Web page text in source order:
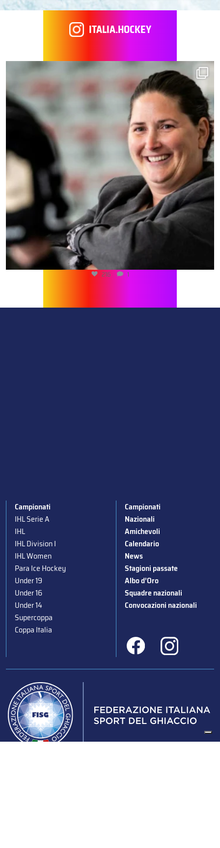
ITALIA.HOCKEY
216 1
Campionati
IHL Serie A
IHL
IHL Division I
IHL Women
Para Ice Hockey
Under 19
Under 16
Under 14
Supercoppa
Coppa Italia
Campionati
Nazionali
Amichevoli
Calendario
News
Stagioni passate
Albo d’Oro
Squadre nazionali
Convocazioni nazionali